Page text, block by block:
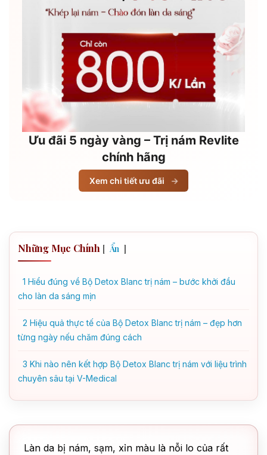
Ưu đãi 5 ngày vàng – Trị nám Revlite
chính hãng
Xem chi tiết ưu đãi →
Những Mục Chính [ Ẩn ]
1 Hiểu đúng về Bộ Detox Blanc trị nám – bước khởi đầu
cho làn da sáng mịn
2 Hiệu quả thực tế của Bộ Detox Blanc trị nám – đẹp hơn
từng ngày nếu chăm đúng cách
3 Khi nào nên kết hợp Bộ Detox Blanc trị nám với liệu trình
chuyên sâu tại V-Medical
Làn da bị nám, sạm, xỉn màu là nỗi lo của rất